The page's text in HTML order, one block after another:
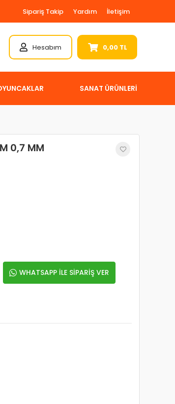
Sipariş Takip Yardım İletişim
Hesabım 0,00 TL
SANAT ÜRÜNLERİ
0,7 MM
WHATSAPP İLE SİPARİŞ VER